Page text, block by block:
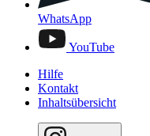
WhatsApp
YouTube
Hilfe
Kontakt
Inhaltsübersicht